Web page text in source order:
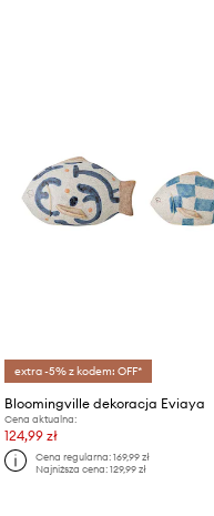
extra -5% z kodem: OFF*
Bloomingville dekoracja Eviaya
Cena aktualna:
124,99 zł
Cena regularna: 169,99 zł
Najniższa cena: 129,99 zł